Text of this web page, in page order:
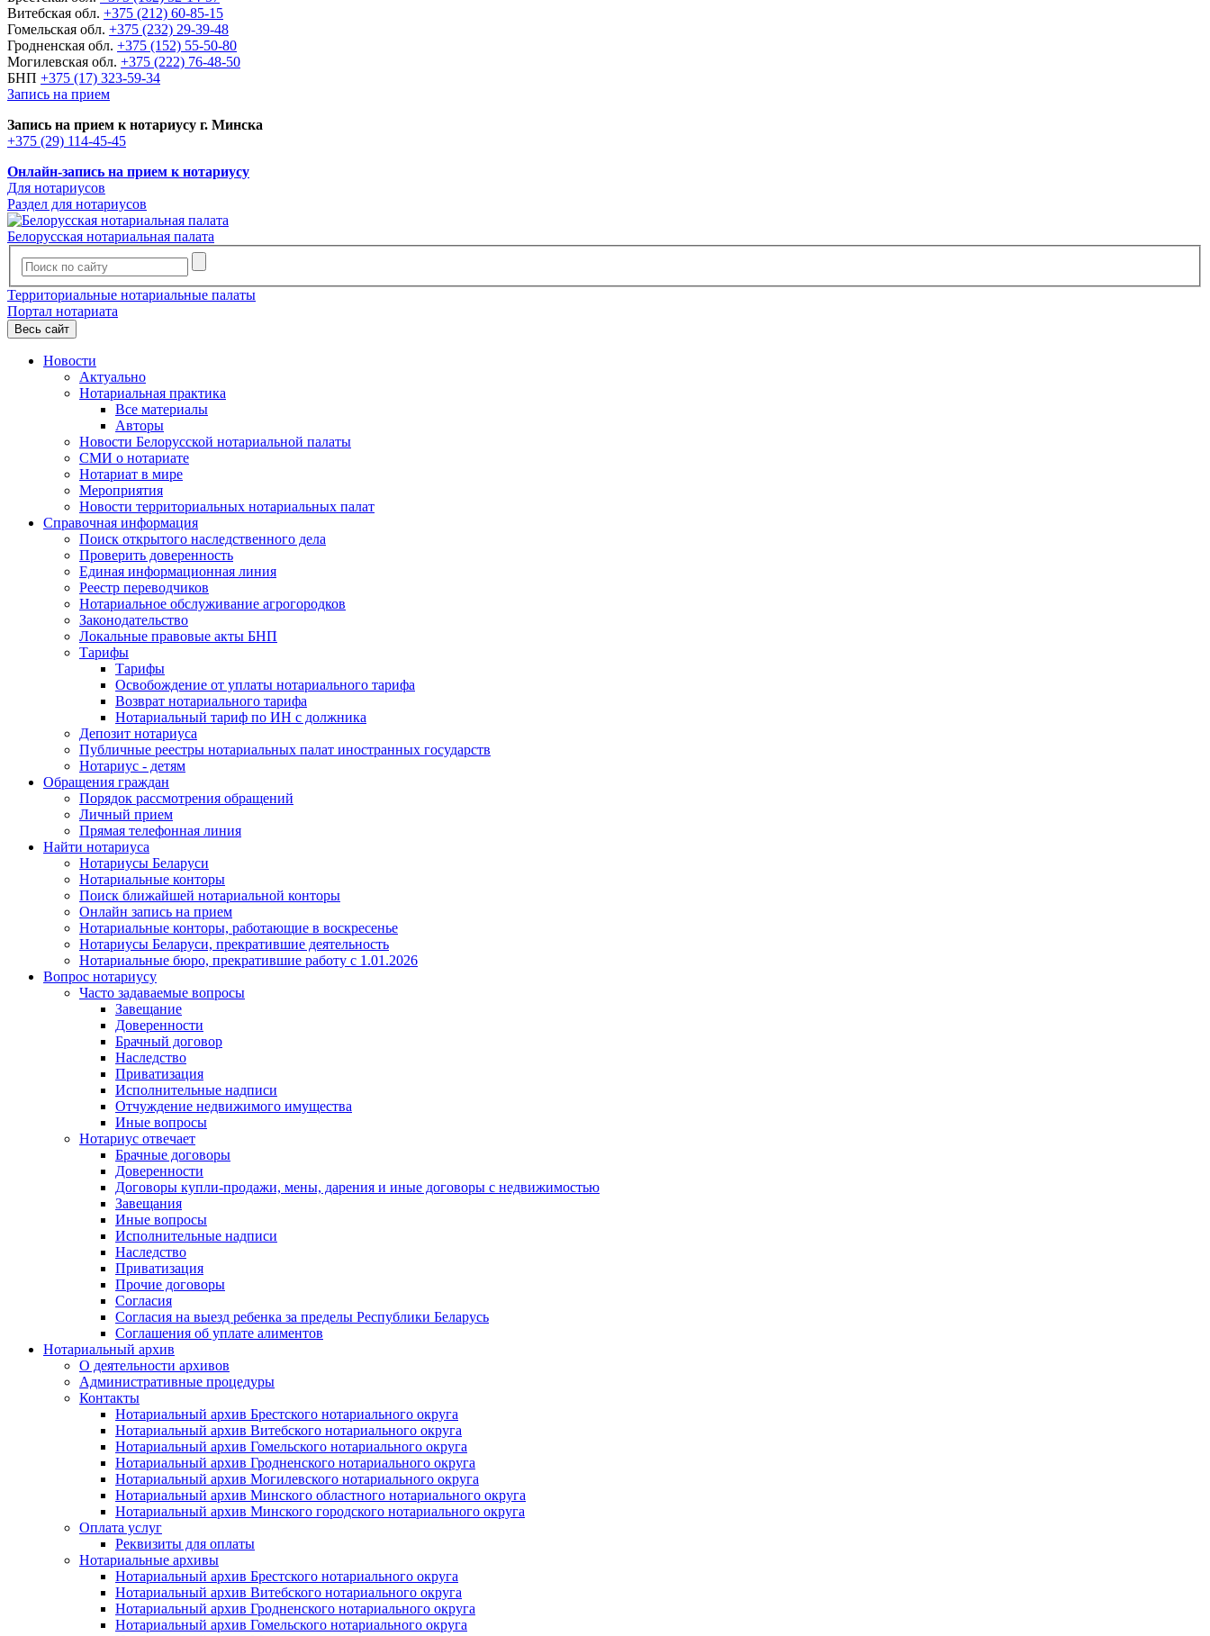
Витебская обл. +375 (212) 60-85-15
Гомельская обл. +375 (232) 29-39-48
Гродненская обл. +375 (152) 55-50-80
Могилевская обл. +375 (222) 76-48-50
БНП +375 (17) 323-59-34
Запись на прием
Запись на прием к нотариусу г. Минска
+375 (29) 114-45-45
Онлайн-запись на прием к нотариусу
Для нотариусов
Раздел для нотариусов
Белорусская нотариальная палата
Территориальные нотариальные палаты
Портал нотариата
Весь сайт
Новости
Актуально
Нотариальная практика
Все материалы
Авторы
Новости Белорусской нотариальной палаты
СМИ о нотариате
Нотариат в мире
Мероприятия
Новости территориальных нотариальных палат
Справочная информация
Поиск открытого наследственного дела
Проверить доверенность
Единая информационная линия
Реестр переводчиков
Нотариальное обслуживание агрогородков
Законодательство
Локальные правовые акты БНП
Тарифы
Тарифы
Освобождение от уплаты нотариального тарифа
Возврат нотариального тарифа
Нотариальный тариф по ИН с должника
Депозит нотариуса
Публичные реестры нотариальных палат иностранных государств
Нотариус - детям
Обращения граждан
Порядок рассмотрения обращений
Личный прием
Прямая телефонная линия
Найти нотариуса
Нотариусы Беларуси
Нотариальные конторы
Поиск ближайшей нотариальной конторы
Онлайн запись на прием
Нотариальные конторы, работающие в воскресенье
Нотариусы Беларуси, прекратившие деятельность
Нотариальные бюро, прекратившие работу с 1.01.2026
Вопрос нотариусу
Часто задаваемые вопросы
Завещание
Доверенности
Брачный договор
Наследство
Приватизация
Исполнительные надписи
Отчуждение недвижимого имущества
Иные вопросы
Нотариус отвечает
Брачные договоры
Доверенности
Договоры купли-продажи, мены, дарения и иные договоры с недвижимостью
Завещания
Иные вопросы
Исполнительные надписи
Наследство
Приватизация
Прочие договоры
Согласия
Согласия на выезд ребенка за пределы Республики Беларусь
Соглашения об уплате алиментов
Нотариальный архив
О деятельности архивов
Административные процедуры
Контакты
Нотариальный архив Брестского нотариального округа
Нотариальный архив Витебского нотариального округа
Нотариальный архив Гомельского нотариального округа
Нотариальный архив Гродненского нотариального округа
Нотариальный архив Могилевского нотариального округа
Нотариальный архив Минского областного нотариального округа
Нотариальный архив Минского городского нотариального округа
Оплата услуг
Реквизиты для оплаты
Нотариальные архивы
Нотариальный архив Брестского нотариального округа
Нотариальный архив Витебского нотариального округа
Нотариальный архив Гродненского нотариального округа
Нотариальный архив Гомельского нотариального округа